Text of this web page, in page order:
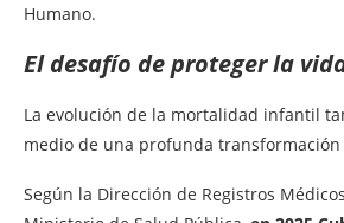
Humano.
El desafío de proteger la
La evolución de la mortalidad infantil
medio de una profunda transformación
Según la Dirección de Registros